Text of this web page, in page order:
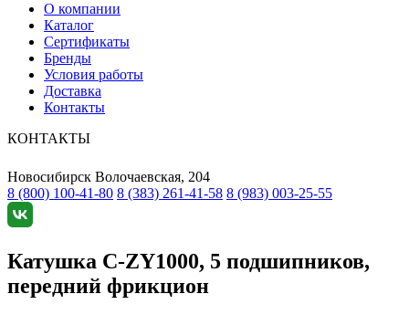
О компании
Каталог
Сертификаты
Бренды
Условия работы
Доставка
Контакты
КОНТАКТЫ
Новосибирск Волочаевская, 204
8 (800) 100-41-80 8 (383) 261-41-58 8 (983) 003-25-55
Катушка C-ZY1000, 5 подшипников,
передний фрикцион